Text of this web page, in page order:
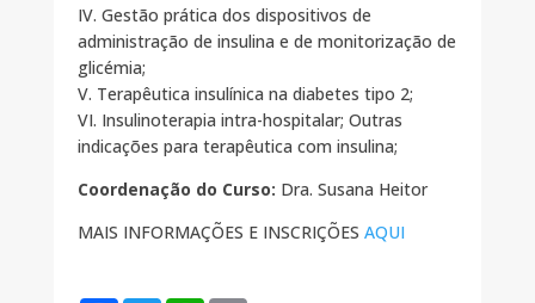
IV. Gestão prática dos dispositivos de
administração de insulina e de monitorização de
glicémia;
V. Terapêutica insulínica na diabetes tipo 2;
VI. Insulinoterapia intra-hospitalar; Outras
indicações para terapêutica com insulina;
Coordenação do Curso: Dra. Susana Heitor
MAIS INFORMAÇÕES E INSCRIÇÕES AQUI